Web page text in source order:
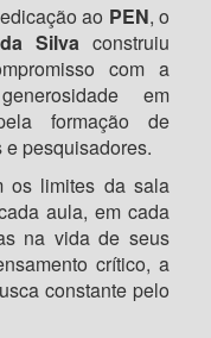
ao PEN, o
Silva construiu
com a
em
formação de
pesquisadores.
os limites da sala
aula, em cada
na vida de seus
crítico, a
constante pelo